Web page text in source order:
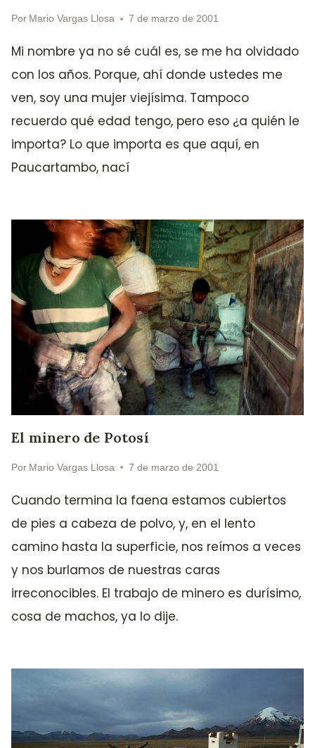
Por Mario Vargas Llosa 7 de marzo de 2001
Mi nombre ya no sé cuál es, se me ha olvidado
con los años. Porque, ahí donde ustedes me
ven, soy una mujer viejísima. Tampoco
recuerdo qué edad tengo, pero eso ¿a quién le
importa? Lo que importa es que aquí, en
Paucartambo, nací
El minero de Potosí
Por Mario Vargas Llosa 7 de marzo de 2001
Cuando termina la faena estamos cubiertos
de pies a cabeza de polvo, y, en el lento
camino hasta la superficie, nos reímos a veces
y nos burlamos de nuestras caras
irreconocibles. El trabajo de minero es durísimo,
cosa de machos, ya lo dije.